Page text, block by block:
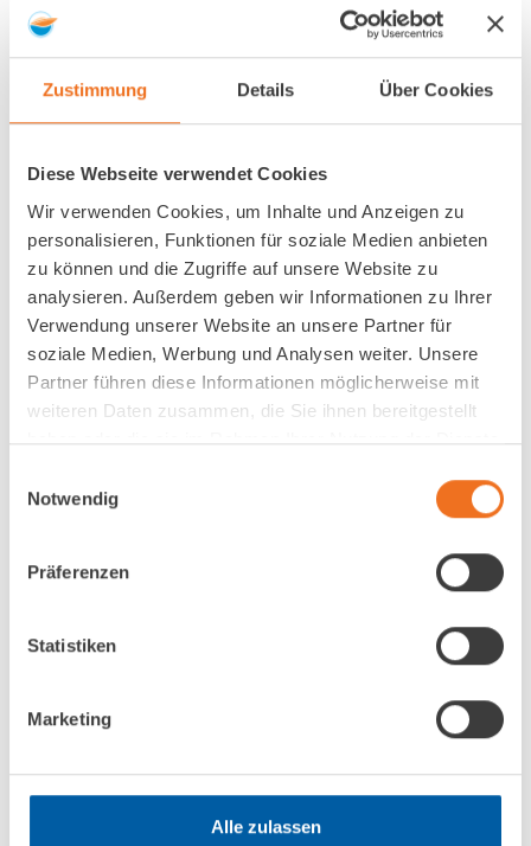
Zustimmung Details Über Cookies
Diese Webseite verwendet Cookies
Wir verwenden Cookies, um Inhalte und Anzeigen zu
personalisieren, Funktionen für soziale Medien anbieten
zu können und die Zugriffe auf unsere Website zu
analysieren. Außerdem geben wir Informationen zu Ihrer
Verwendung unserer Website an unsere Partner für
soziale Medien, Werbung und Analysen weiter. Unsere
Partner führen diese Informationen möglicherweise mit
weiteren Daten zusammen, die Sie ihnen bereitgestellt
haben oder die sie im Rahmen Ihrer Nutzung der Dienste
Notwendig
Präferenzen
Statistiken
Marketing
Alle zulassen
fordern die Abschaffung der Nutzungsgebühren auf
Online-Plattform unterstützt Bootseigner
beim Mehrwertsteuer -Nachweis
Der neue Leitfaden der Europäischen Kommission
zum sog. “Unionswarenstatus” von Sportbooten stellt
erstmals umfassend klar, dass es keinen…
20. bis 23. Mai 2027 – Leer (Ostfriesland)
21.07.2026 WEITERLESEN
MediSee-App bietet Hilfe bei medizinischen